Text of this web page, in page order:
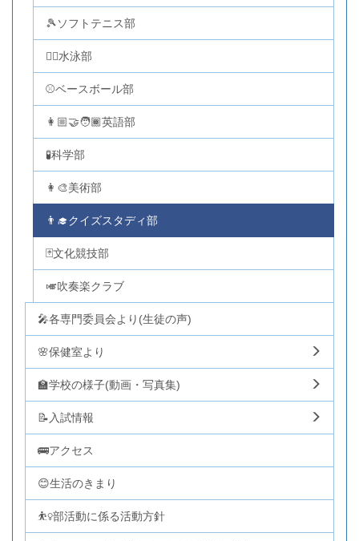
🎾ソフトテニス部
🏊‍♂️水泳部
⚾ベースボール部
👩🏼‍🤝‍🧑🏾英語部
🧪科学部
👩‍🎨美術部
👨‍🎓クイズスタディ部
🃏文化競技部
🎺吹奏楽クラブ
🎤各専門委員会より(生徒の声)
🌸保健室より
🏫学校の様子(動画・写真集)
📝入試情報
🚌アクセス
😊生活のきまり
⛹️‍♀️部活動に係る活動方針